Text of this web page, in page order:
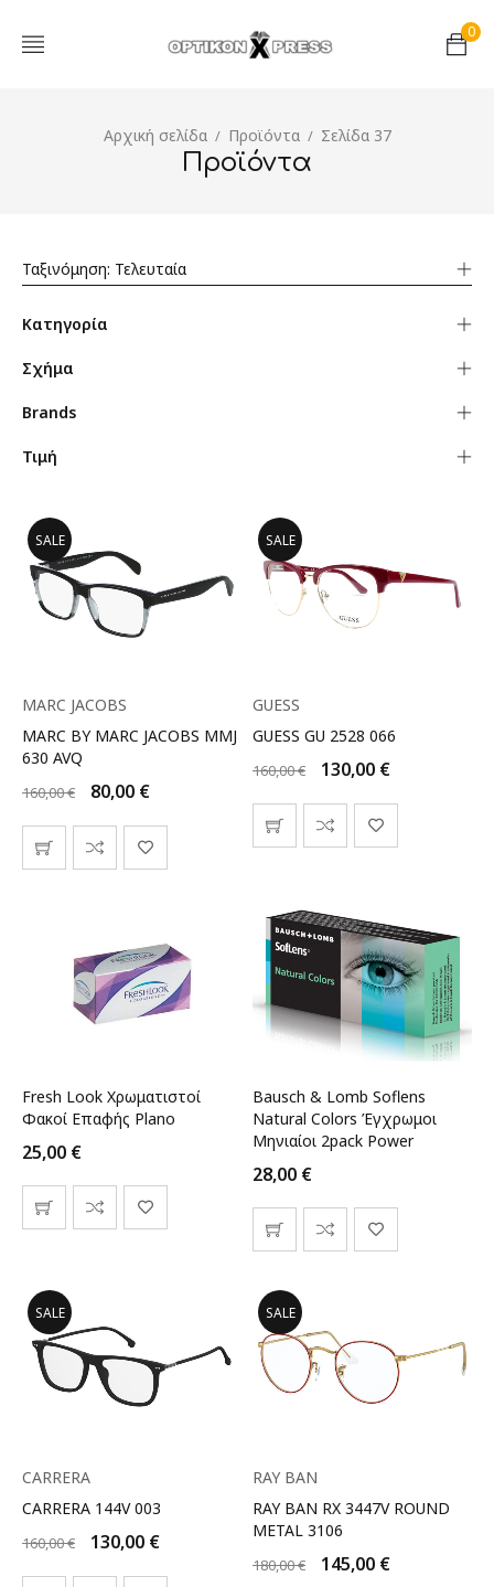
0
Αρχική σελίδα / Προϊόντα / Σελίδα 37
Προϊόντα
Ταξινόμηση: Τελευταία
Κατηγορία
Σχήμα
Brands
Τιμή
SALE
MARC JACOBS
MARC BY MARC JACOBS MMJ
630 AVQ
160,00€ 80,00 €
SALE
GUESS
GUESS GU 2528 066
160,00€ 130,00 €
Fresh Look Χρωματιστοί
Φακοί Επαφής Plano
25,00 €
Bausch & Lomb Soflens
Natural Colors Έγχρωμοι
Μηνιαίοι 2pack Power
28,00 €
SALE
CARRERA
CARRERA 144V 003
160,00€ 130,00 €
SALE
RAY BAN
RAY BAN RX 3447V ROUND
METAL 3106
180,00€ 145,00 €